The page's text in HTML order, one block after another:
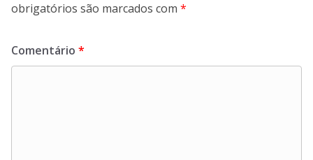
obrigatórios são marcados com *
Comentário *